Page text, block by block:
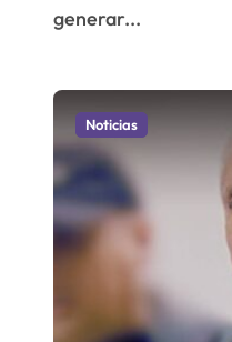
generar...
Noticias